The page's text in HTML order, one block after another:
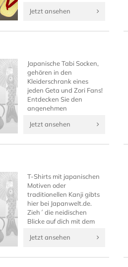
Sandalen draußen im
eleganter Hausschuh
Jetzt ansehen
Japanische Tabi Socken,
gehören in den
Kleiderschrank eines
jeden Geta und Zori Fans!
Entdecken Sie den
angenehmen
Socken mit hochwertigen
Japanwelt.
Jetzt ansehen
T-Shirts mit japanischen
Motiven oder
traditionellen Kanji gibts
hier bei Japanwelt.de.
Zieh´ die neidischen
Blicke auf dich mit dem
Jetzt ansehen